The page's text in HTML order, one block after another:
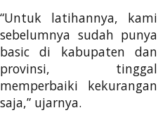
“Untuk latihannya, kami
sebelumnya sudah punya
basic di kabupaten dan
provinsi, tinggal
memperbaiki kekurangan
saja,” ujarnya.